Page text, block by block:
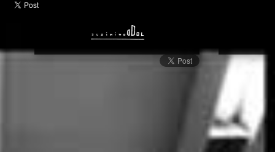
Bajo Vigilancia | Oficial | Cultura | Artista Contemporáneo |
Contemporánea | Artista | Artes Visuales | Exhibición | Sitio
Fotografía | Arte | Dominique Dol | Sitio Web | Artes Visuales |
Artista Internacional | Fotógrafo Contemporáneo |
Contemporáneo | Arte Internacional | Color | Blanco y Negro |
Publicación | Francés | Europa | América | Español | De
Lado | Paralelo | Forma | Ángulo | Paralelismo | Figura | Ángulo
Figura Geométrico | Forma Geométrico | Lado Paralelo |